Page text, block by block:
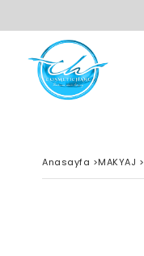
Anasayfa >MAKYAJ >